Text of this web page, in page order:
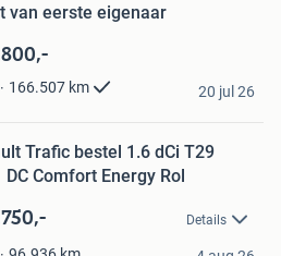
van eerste eigenaar
166.507 km 20 jul 26
Trafic bestel 1.6 dCi T29
DC Comfort Energy Rol
Details